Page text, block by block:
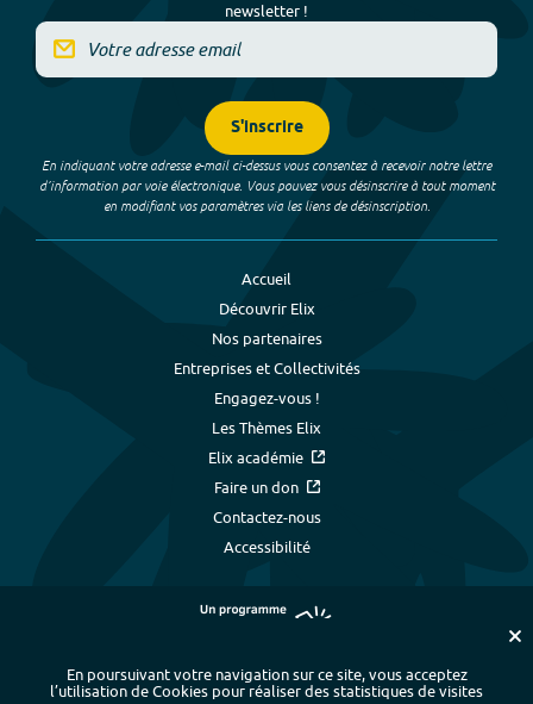
newsletter !
S'inscrire
En indiquant votre adresse e-mail ci-dessus vous consentez à recevoir notre lettre
d’information par voie électronique. Vous pouvez vous désinscrire à tout moment
en modifiant vos paramètres via les liens de désinscription.
Accueil
Découvrir Elix
Nos partenaires
Entreprises et Collectivités
Engagez-vous !
Les Thèmes Elix
Elix académie
Faire un don
Contactez-nous
Accessibilité
En poursuivant votre navigation sur ce site, vous acceptez
l’utilisation de Cookies pour réaliser des statistiques de visites